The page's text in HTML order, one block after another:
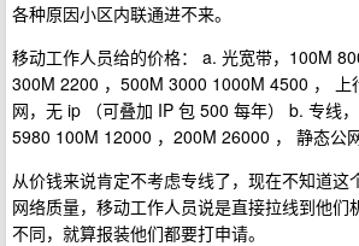
各种原因小区内联通进不来。
移动工作人员给的价格： a. 光宽带，100M
300M 2200 ，500M 3000 1000M 4500 ， 上
网，无 ip （可叠加 IP 包 500 每年） b. 专线
5980 100M 12000 ，200M 26000 ， 静态公
从价钱来说肯定不考虑专线了，现在不知道这
网络质量，移动工作人员说是直接拉线到他们
不同，就算报装他们都要打申请。